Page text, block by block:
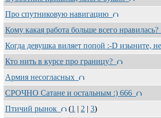
Про спутниковую навигацию
Кому какая работа больше всего нравилась?
Когда девушка виляет попой :-D изыните,
Кто нить в курсе про границу?
Армия несогласных
СРОЧНО Сатане и остальным :) 666
Птичий рынок
(1 | 2 | 3)